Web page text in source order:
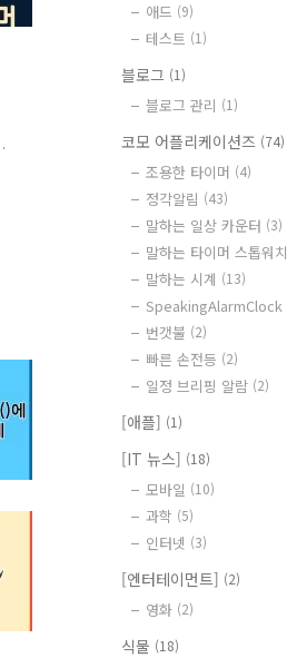
애드 (9)
테스트 (1)
블로그 (1)
블로그 관리 (1)
코모 어플리케이션즈 (74)
조용한 타이머 (4)
정각알림 (43)
말하는 일상 카운터 (3)
말하는 타이머 스톱워치
말하는 시계 (13)
SpeakingAlarmClock
번갯불 (2)
빠른 손전등 (2)
일정 브리핑 알람 (2)
[애플] (1)
[IT 뉴스] (18)
모바일 (10)
과학 (5)
인터넷 (3)
[엔터테이먼트] (2)
영화 (2)
식물 (18)